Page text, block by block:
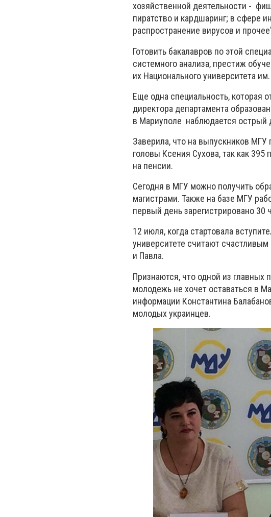
хозяйственной деятельности -
пиратство и кардшаринг; в сфере
распространение вирусов и
Готовить бакалавров по этой
системного анализа, престиж
их Национального университета
Еще одна специальность, которая
директора департамента
в Мариуполе наблюдается острый
Заверила, что на выпускников МГУ
головы Ксения Сухова, так как
на пенсии.
Сегодня в МГУ можно получить
магистрами. Также на базе МГУ
первый день зарегистрировано 30
12 июля, когда стартовала
университете считают
и Павла.
Признаются, что одной из главных
молодежь не хочет оставаться в
информации Константина
молодых украинцев.